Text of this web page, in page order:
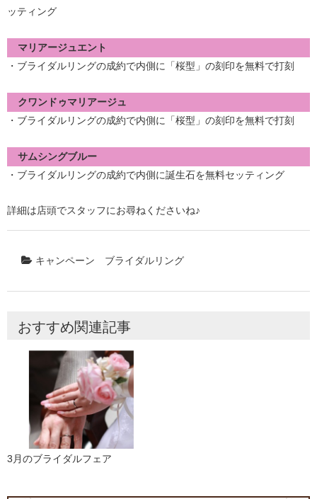
ッティング
マリアージュエント
・ブライダルリングの成約で内側に「桜型」の刻印を無料で打刻
クワンドゥマリアージュ
・ブライダルリングの成約で内側に「桜型」の刻印を無料で打刻
サムシングブルー
・ブライダルリングの成約で内側に誕生石を無料セッティング
詳細は店頭でスタッフにお尋ねくださいね♪
キャンペーン ブライダルリング
おすすめ関連記事
3月のブライダルフェア